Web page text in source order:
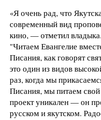
«Я очень рад, что
современный вид
кино, — отметил
"Читаем Евангелие
Писания, как говорят
это один из видов
раз, когда мы
Писания, мы питаем
проект уникален — он
русском и якутском.